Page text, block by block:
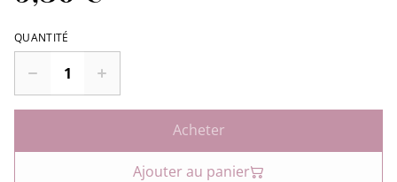
QUANTITÉ
Acheter
Ajouter au panier